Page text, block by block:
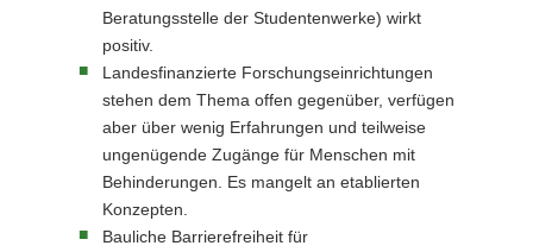
Beratungsstelle der Studentenwerke) wirkt
positiv.
Landesfinanzierte Forschungseinrichtungen
stehen dem Thema offen gegenüber, verfügen
aber über wenig Erfahrungen und teilweise
ungenügende Zugänge für Menschen mit
Behinderungen. Es mangelt an etablierten
Konzepten.
Bauliche Barrierefreiheit für